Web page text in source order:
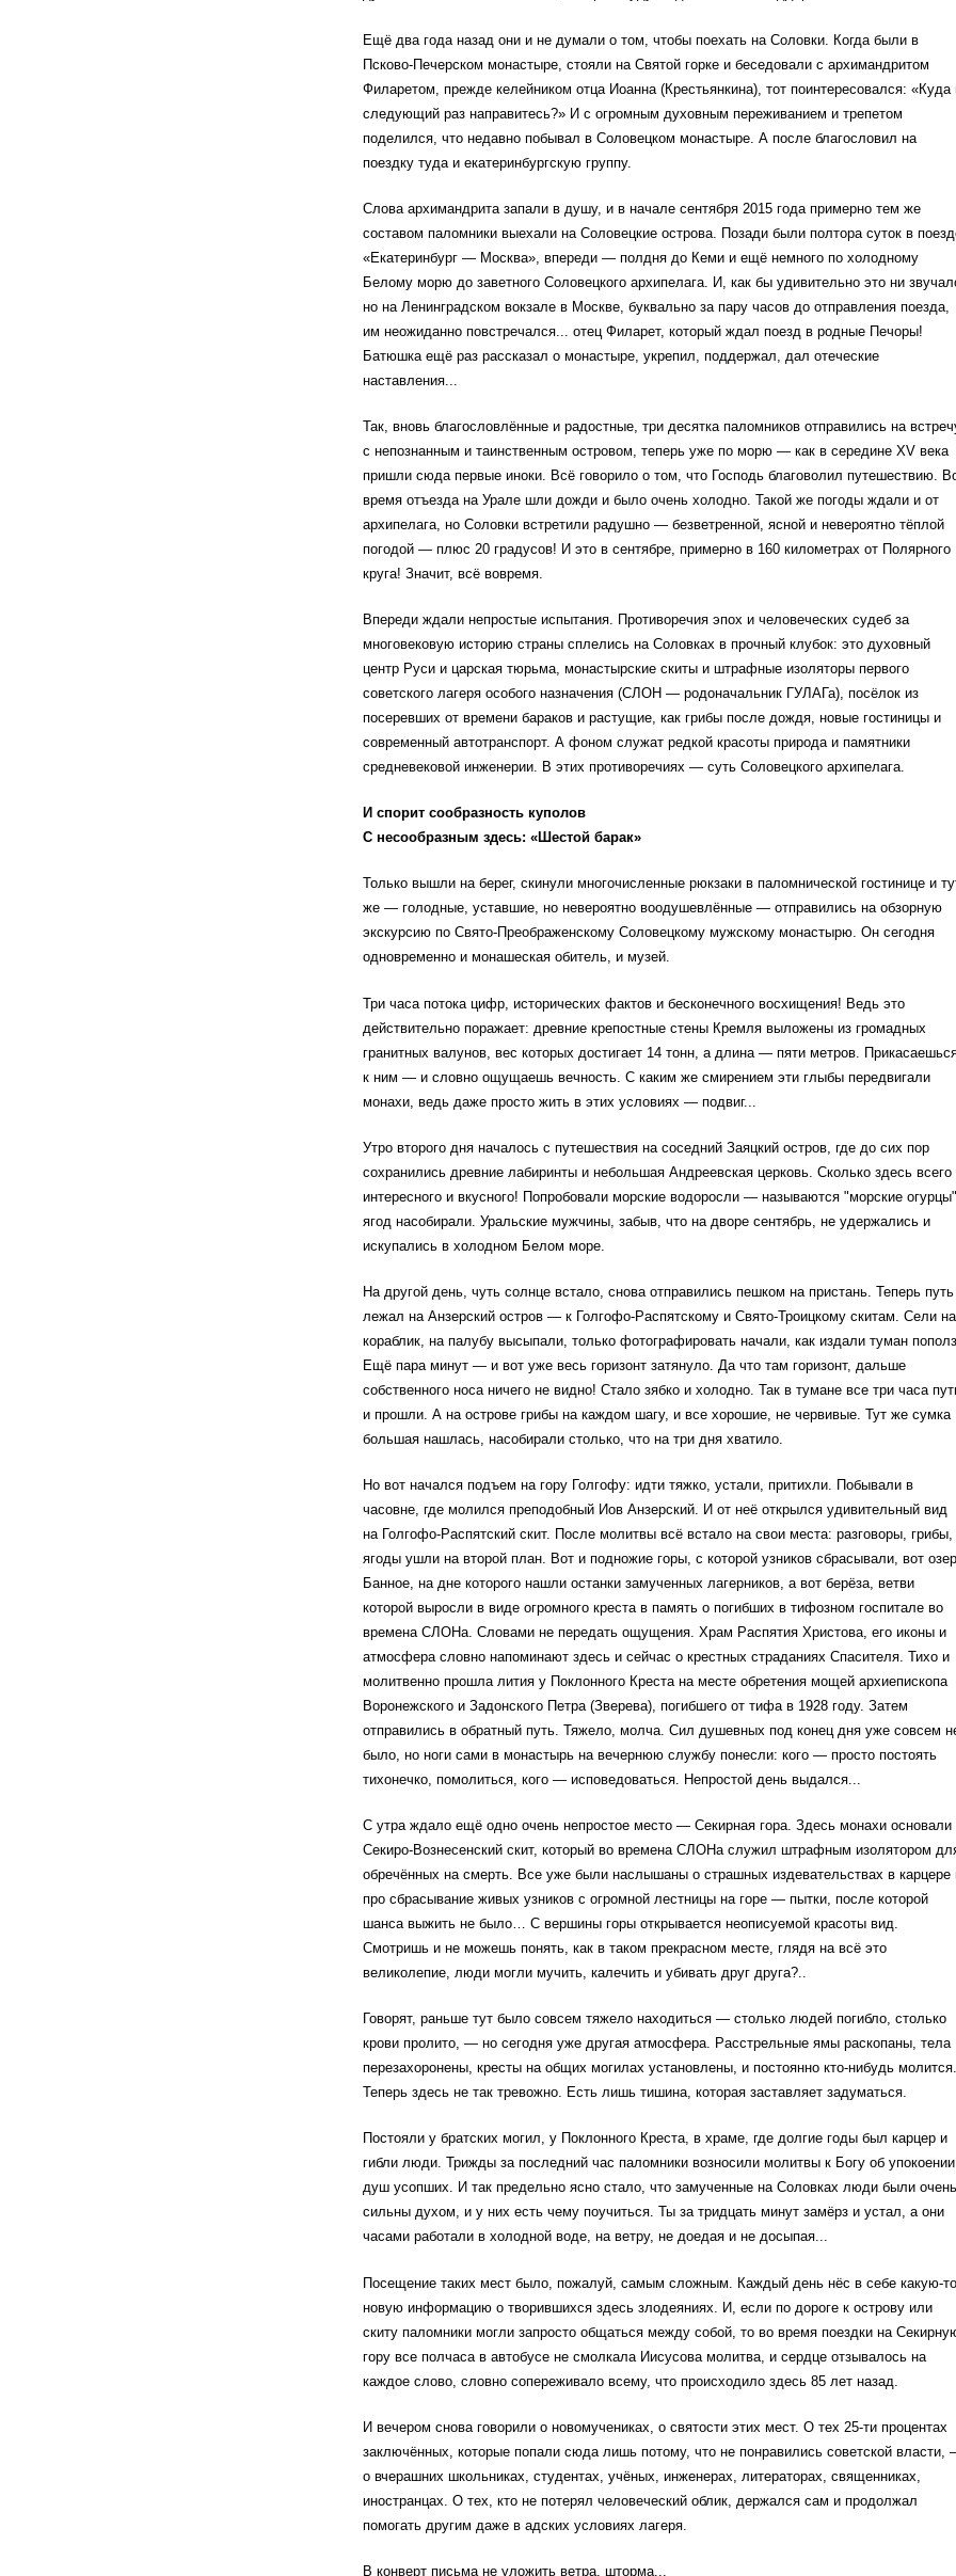
Ещё два года назад они и не думали о том, чтобы поехать на Соловки. Когда были в
Псково-Печерском монастыре, стояли на Святой горке и беседовали с архимандритом
Филаретом, прежде келейником отца Иоанна (Крестьянкина), тот поинтересовался: «Куда
следующий раз направитесь?» И с огромным духовным переживанием и трепетом
поделился, что недавно побывал в Соловецком монастыре. А после благословил на
поездку туда и екатеринбургскую группу.
Слова архимандрита запали в душу, и в начале сентября 2015 года примерно тем же
составом паломники выехали на Соловецкие острова. Позади были полтора суток в
«Екатеринбург — Москва», впереди — полдня до Кеми и ещё немного по холодному
Белому морю до заветного Соловецкого архипелага. И, как бы удивительно это ни
но на Ленинградском вокзале в Москве, буквально за пару часов до отправления поезда,
им неожиданно повстречался... отец Филарет, который ждал поезд в родные Печоры!
Батюшка ещё раз рассказал о монастыре, укрепил, поддержал, дал отеческие
наставления...
Так, вновь благословлённые и радостные, три десятка паломников отправились на
с непознанным и таинственным островом, теперь уже по морю — как в середине XV века
пришли сюда первые иноки. Всё говорило о том, что Господь благоволил путешествию.
время отъезда на Урале шли дожди и было очень холодно. Такой же погоды ждали и от
архипелага, но Соловки встретили радушно — безветренной, ясной и невероятно тёплой
погодой — плюс 20 градусов! И это в сентябре, примерно в 160 километрах от Полярного
круга! Значит, всё вовремя.
Впереди ждали непростые испытания. Противоречия эпох и человеческих судеб за
многовековую историю страны сплелись на Соловках в прочный клубок: это духовный
центр Руси и царская тюрьма, монастырские скиты и штрафные изоляторы первого
советского лагеря особого назначения (СЛОН — родоначальник ГУЛАГа), посёлок из
посеревших от времени бараков и растущие, как грибы после дождя, новые гостиницы и
современный автотранспорт. А фоном служат редкой красоты природа и памятники
средневековой инженерии. В этих противоречиях — суть Соловецкого архипелага.
И спорит сообразность куполов
С несообразным здесь: «Шестой барак»
Только вышли на берег, скинули многочисленные рюкзаки в паломнической гостинице и
же — голодные, уставшие, но невероятно воодушевлённые — отправились на обзорную
экскурсию по Свято-Преображенскому Соловецкому мужскому монастырю. Он сегодня
одновременно и монашеская обитель, и музей.
Три часа потока цифр, исторических фактов и бесконечного восхищения! Ведь это
действительно поражает: древние крепостные стены Кремля выложены из громадных
гранитных валунов, вес которых достигает 14 тонн, а длина — пяти метров.
к ним — и словно ощущаешь вечность. С каким же смирением эти глыбы передвигали
монахи, ведь даже просто жить в этих условиях — подвиг...
Утро второго дня началось с путешествия на соседний Заяцкий остров, где до сих пор
сохранились древние лабиринты и небольшая Андреевская церковь. Сколько здесь всего
интересного и вкусного! Попробовали морские водоросли — называются "морские огурцы",
ягод насобирали. Уральские мужчины, забыв, что на дворе сентябрь, не удержались и
искупались в холодном Белом море.
На другой день, чуть солнце встало, снова отправились пешком на пристань. Теперь путь
лежал на Анзерский остров — к Голгофо-Распятскому и Свято-Троицкому скитам. Сели на
кораблик, на палубу высыпали, только фотографировать начали, как издали туман пополз.
Ещё пара минут — и вот уже весь горизонт затянуло. Да что там горизонт, дальше
собственного носа ничего не видно! Стало зябко и холодно. Так в тумане все три часа
и прошли. А на острове грибы на каждом шагу, и все хорошие, не червивые. Тут же сумка
большая нашлась, насобирали столько, что на три дня хватило.
Но вот начался подъем на гору Голгофу: идти тяжко, устали, притихли. Побывали в
часовне, где молился преподобный Иов Анзерский. И от неё открылся удивительный вид
на Голгофо-Распятский скит. После молитвы всё встало на свои места: разговоры, грибы,
ягоды ушли на второй план. Вот и подножие горы, с которой узников сбрасывали, вот
Банное, на дне которого нашли останки замученных лагерников, а вот берёза, ветви
которой выросли в виде огромного креста в память о погибших в тифозном госпитале во
времена СЛОНа. Словами не передать ощущения. Храм Распятия Христова, его иконы и
атмосфера словно напоминают здесь и сейчас о крестных страданиях Спасителя. Тихо и
молитвенно прошла лития у Поклонного Креста на месте обретения мощей архиепископа
Воронежского и Задонского Петра (Зверева), погибшего от тифа в 1928 году. Затем
отправились в обратный путь. Тяжело, молча. Сил душевных под конец дня уже совсем
было, но ноги сами в монастырь на вечернюю службу понесли: кого — просто постоять
тихонечко, помолиться, кого — исповедоваться. Непростой день выдался...
С утра ждало ещё одно очень непростое место — Секирная гора. Здесь монахи основали
Секиро-Вознесенский скит, который во времена СЛОНа служил штрафным изолятором
обречённых на смерть. Все уже были наслышаны о страшных издевательствах в карцере
про сбрасывание живых узников с огромной лестницы на горе — пытки, после которой
шанса выжить не было… С вершины горы открывается неописуемой красоты вид.
Смотришь и не можешь понять, как в таком прекрасном месте, глядя на всё это
великолепие, люди могли мучить, калечить и убивать друг друга?..
Говорят, раньше тут было совсем тяжело находиться — столько людей погибло, столько
крови пролито, — но сегодня уже другая атмосфера. Расстрельные ямы раскопаны, тела
перезахоронены, кресты на общих могилах установлены, и постоянно кто-нибудь молится.
Теперь здесь не так тревожно. Есть лишь тишина, которая заставляет задуматься.
Постояли у братских могил, у Поклонного Креста, в храме, где долгие годы был карцер и
гибли люди. Трижды за последний час паломники возносили молитвы к Богу об упокоении
душ усопших. И так предельно ясно стало, что замученные на Соловках люди были очень
сильны духом, и у них есть чему поучиться. Ты за тридцать минут замёрз и устал, а они
часами работали в холодной воде, на ветру, не доедая и не досыпая...
Посещение таких мест было, пожалуй, самым сложным. Каждый день нёс в себе какую-то
новую информацию о творившихся здесь злодеяниях. И, если по дороге к острову или
скиту паломники могли запросто общаться между собой, то во время поездки на
гору все полчаса в автобусе не смолкала Иисусова молитва, и сердце отзывалось на
каждое слово, словно сопереживало всему, что происходило здесь 85 лет назад.
И вечером снова говорили о новомучениках, о святости этих мест. О тех 25-ти процентах
заключённых, которые попали сюда лишь потому, что не понравились советской власти,
о вчерашних школьниках, студентах, учёных, инженерах, литераторах, священниках,
иностранцах. О тех, кто не потерял человеческий облик, держался сам и продолжал
помогать другим даже в адских условиях лагеря.
В конверт письма не уложить ветра, шторма...